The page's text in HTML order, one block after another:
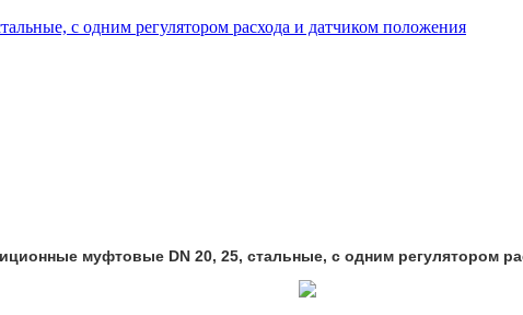
муфтовые DN 20, 25, стальные, с одним регулятором